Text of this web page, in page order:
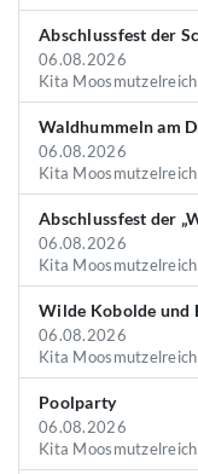
Abschlussfest der
06.08.2026
Kita Moosmutzelreich
Waldhummeln am
06.08.2026
Kita Moosmutzelreich
Abschlussfest der
06.08.2026
Kita Moosmutzelreich
Wilde Kobolde und
06.08.2026
Kita Moosmutzelreich
Poolparty
06.08.2026
Kita Moosmutzelreich